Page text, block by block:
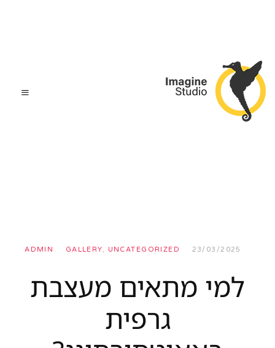
23/03/2025
ADMIN GALLERY, UNCATEGORIZED
למי מתאים מעצבת
גרפית